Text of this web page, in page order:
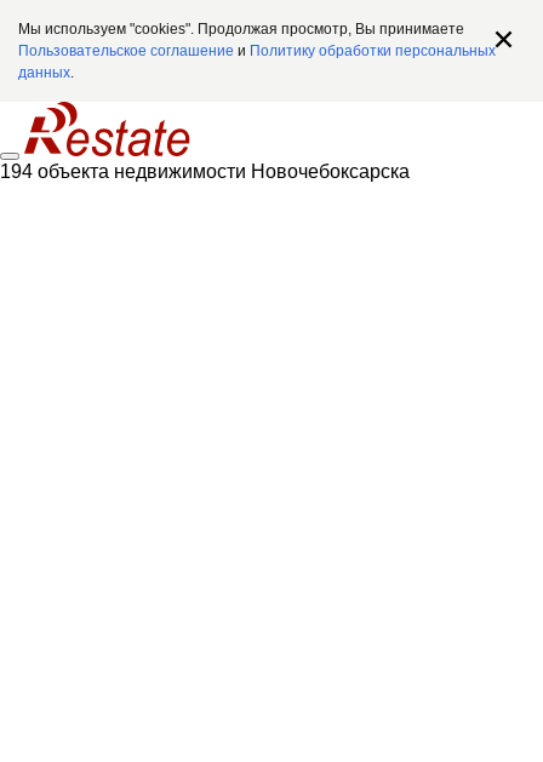
Мы используем "cookies". Продолжая просмотр, Вы принимаете
Пользовательское соглашение и Политику обработки персональных
данных.
194 объекта недвижимости Новочебоксарска